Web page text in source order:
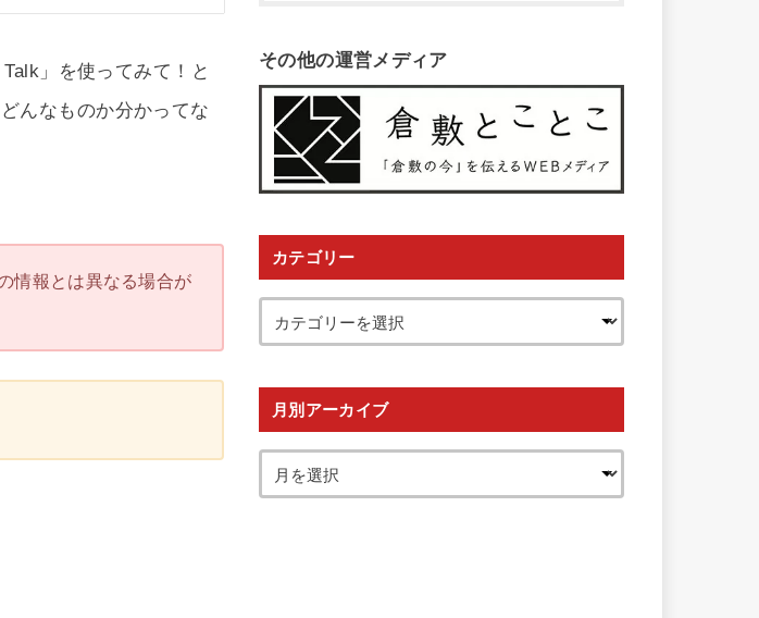
」を使ってみて！と
んなものか分かってな
情報とは異なる場合が
その他の運営メディア
カテゴリー
月別アーカイブ